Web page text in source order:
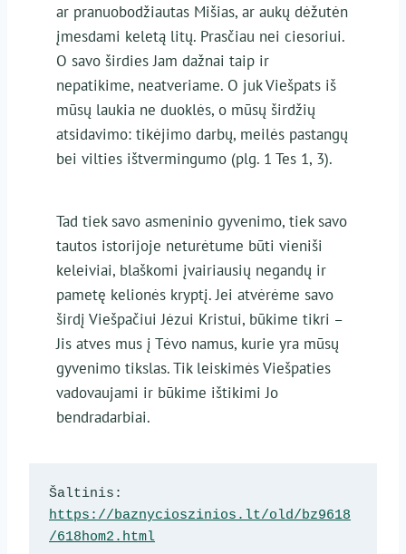
ar pranuobodžiautas Mišias, ar aukų dėžutėn
įmesdami keletą litų. Prasčiau nei ciesoriui.
O savo širdies Jam dažnai taip ir
nepatikime, neatveriame. O juk Viešpats iš
mūsų laukia ne duoklės, o mūsų širdžių
atsidavimo: tikėjimo darbų, meilės pastangų
bei vilties ištvermingumo (plg. 1 Tes 1, 3).
Tad tiek savo asmeninio gyvenimo, tiek savo
tautos istorijoje neturėtume būti vieniši
keleiviai, blaškomi įvairiausių negandų ir
pametę kelionės kryptį. Jei atvėrėme savo
širdį Viešpačiui Jėzui Kristui, būkime tikri –
Jis atves mus į Tėvo namus, kurie yra mūsų
gyvenimo tikslas. Tik leiskimės Viešpaties
vadovaujami ir būkime ištikimi Jo
bendradarbiai.
https://baznycioszinios.lt/old/bz9618
/618hom2.html